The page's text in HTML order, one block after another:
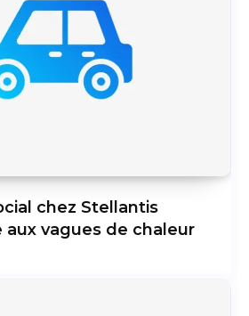
chez Stellantis
aux vagues de chaleur